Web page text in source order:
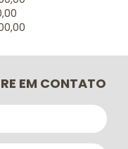
EM CONTATO